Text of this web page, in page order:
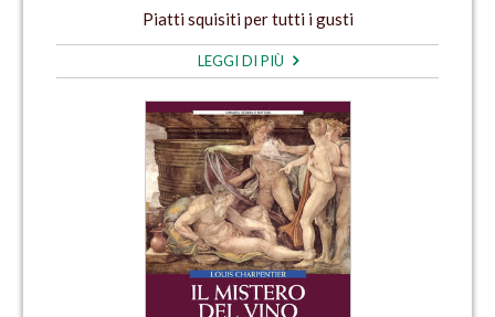
Piatti squisiti per tutti i gusti
LEGGI DI PIÙ